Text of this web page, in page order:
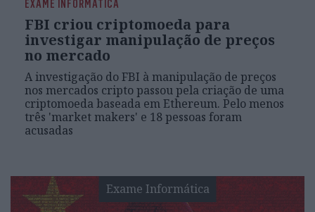
EXAME INFORMÁTICA
FBI criou criptomoeda para
investigar manipulação de preços
no mercado
A investigação do FBI à manipulação de preços
nos mercados cripto passou pela criação de uma
criptomoeda baseada em Ethereum. Pelo menos
três 'market makers' e 18 pessoas foram
acusadas
Exame Informática